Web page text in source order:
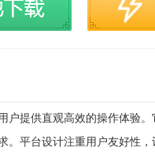
提供直观高效的操作体验
平台设计注重用户友好性